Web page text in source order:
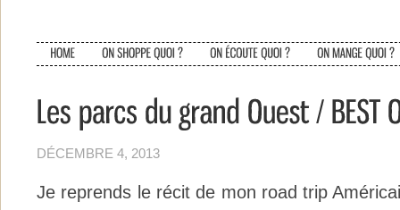
DÉCEMBRE 4, 2013
Je reprends le récit de mon road trip